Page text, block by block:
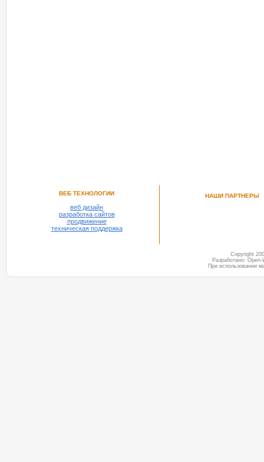
ВЕБ ТЕХНОЛОГИИ
веб дизайн
разработка сайтов
продвижение
техническая поддержка
НАШИ ПАРТНЕРЫ
Copyright
Разработано:
При использовании